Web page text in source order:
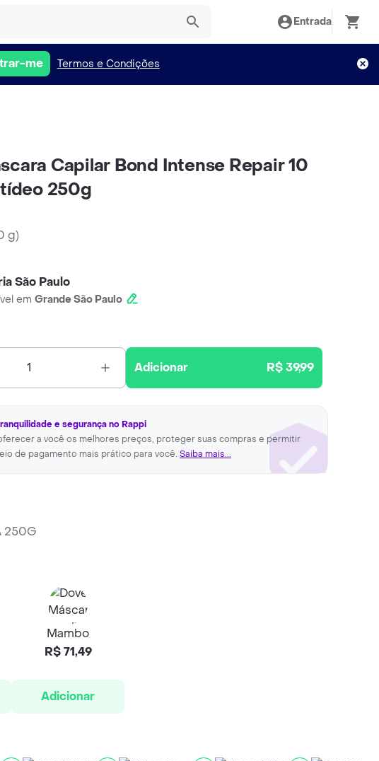
Entrada
me Termos e Condições
Capilar Bond Intense Repair 10
250g
g)
São Paulo
em Grande São Paulo
1 Adicionar R$ 39,99
e segurança no Rappi
a você os melhores preços, proteger suas compras e permitir
de pagamento mais prático para você. Saiba mais...
250G
Mambo
R$ 71,49
Adicionar